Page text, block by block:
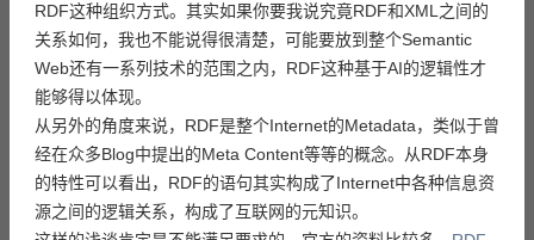
RDF这种组织方式。其实如果你要我说究竟RDF和XML之间的
关系如何，我也不能说得很清楚，可能要放到整个Semantic
Web还有一系列技术的范围之内，RDF这种基于AI的逻辑性才
能够得以体现。
从另外的角度来说，RDF是整个Internet的Metadata，类似于曾
经在众多Blog中提出的Meta Content等等的概念。从RDF本身
的特性可以看出，RDF的语句其实构成了Internet中各种信息资
源之间的逻辑关系，构成了互联网的元知识。